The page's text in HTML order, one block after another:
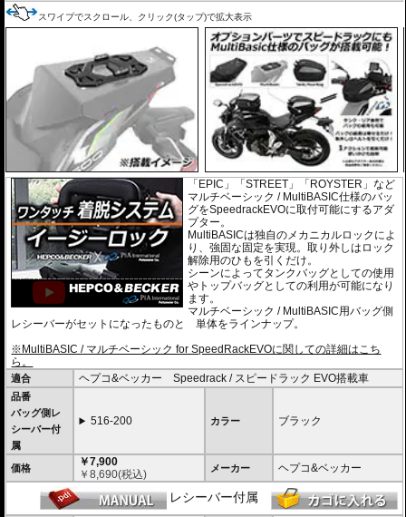
スワイプでスクロール、クリック(タップ)で拡大表示
「EPIC」「STREET」「ROYSTER」など
マルチベーシック / MultiBASIC仕様のバッ
グをSpeedrackEVOに取付可能にするアダ
プター。
MultiBASICは独自のメカニカルロックによ
り、強固な固定を実現。取り外しはロック
解除用のひもを引くだけ。
シーンによってタンクバッグとしての使用
やトップバッグとしての利用が可能になり
ます。
マルチベーシック / MultiBASIC用バッグ側
レシーバーがセットになったものと 単体をラインナップ。
※MultiBASIC / マルチベーシック for SpeedRackEVOに関しての詳細はこち
ら。
適合 ヘプコ&ベッカー Speedrack / スピードラック EVO搭載車
品番
バッグ側レ
シーバー付
属
516-200 カラー ブラック
価格
￥7,900
￥8,690(税込) メーカー ヘプコ&ベッカー
レシーバー付属